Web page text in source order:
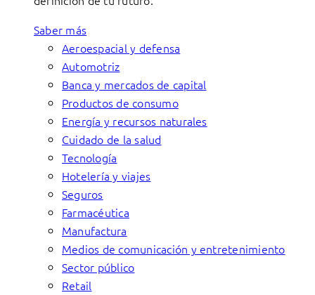
Saber más
Aeroespacial y defensa
Automotriz
Banca y mercados de capital
Productos de consumo
Energía y recursos naturales
Cuidado de la salud
Tecnología
Hotelería y viajes
Seguros
Farmacéutica
Manufactura
Medios de comunicación y entretenimiento
Sector público
Retail